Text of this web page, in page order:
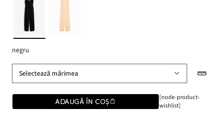
negru
Selectează mărimea
ADAUGĂ ÎN COȘ
[node-product-
wishlist]